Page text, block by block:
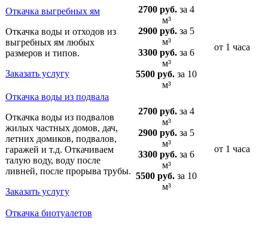
Откачка выгребных ям
Откачка воды и отходов из
выгребных ям любых
размеров и типов.
Заказать услугу
2700 руб. за 4
м³
2900 руб. за 5
м³
3300 руб. за 6
м³
5500 руб. за 10
м³
от 1 часа
Откачка воды из подвала
Откачка воды из подвалов
жилых частных домов, дач,
летних домиков, подвалов,
гаражей и т.д. Откачиваем
талую воду, воду после
ливней, после прорыва трубы.
Заказать услугу
2700 руб. за 4
м³
2900 руб. за 5
м³
3300 руб. за 6
м³
5500 руб. за 10
м³
от 1 часа
Откачка биотуалетов